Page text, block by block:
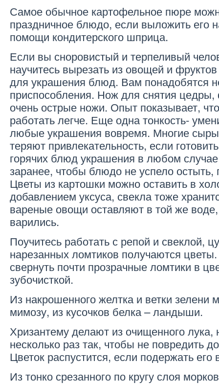
Самое обычное картофельное пюре
праздничное блюдо, если выложить его
помощи кондитерского шприца.
Если вы сноровистый и терпеливый
научитесь вырезать из овощей и
для украшения блюд. Вам понадобятся
приспособления. Нож для снятия
очень острые ножи. Опыт показывает,
работать легче. Еще одна тонкость-
любые украшения вовремя. Многие
теряют привлекательность, если
горячих блюд украшения в любом случае
заранее, чтобы блюдо не успело остыть,
Цветы из картошки можно оставить в
добавлением уксуса, свекла тоже
вареные овощи оставляют в той же
варились.
Поучитесь работать с репой и свеклой,
нарезанных ломтиков получаются
свернуть почти прозрачные ломтики в
зубочисткой.
Из накрошенного желтка и ветки зелени
мимозу, из кусочков белка – ландыши.
Хризантему делают из очищенного лука,
несколько раз так, чтобы не повредить
Цветок распустится, если подержать
Из тонко срезанного по кругу слоя